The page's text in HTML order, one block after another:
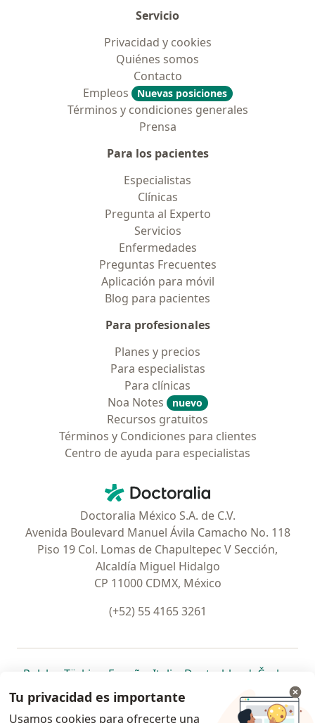
Servicio
Privacidad y cookies
Quiénes somos
Contacto
Empleos
Nuevas posiciones
Términos y condiciones generales
Prensa
Para los pacientes
Especialistas
Clínicas
Pregunta al Experto
Servicios
Enfermedades
Preguntas Frecuentes
Aplicación para móvil
Blog para pacientes
Para profesionales
Planes y precios
Para especialistas
Para clínicas
Noa Notes
nuevo
Recursos gratuitos
Términos y Condiciones para clientes
Centro de ayuda para especialistas
Doctoralia - Página de inicio
Doctoralia México S.A. de C.V.
Avenida Boulevard Manuel Ávila Camacho No. 118
Piso 19 Col. Lomas de Chapultepec V Sección,
Alcaldía Miguel Hidalgo
CP 11000 CDMX, México
(+52) 55 4165 3261
Polska se abre en una nueva pestaña
Türkiye se abre en una nueva pestaña
España se abre en una nueva pestaña
Italia se abre en una nueva
Deutschlandse abre en
Česko
Portugal
se abre en una nueva pestaña
México se abre en una nueva pestaña
Chile se abre en una nueva pestaña
Brasil se abre en una nueva
se abre en
se
se abre en una nueva
Tu privacidad es importante
Usamos cookies para ofrecerte una